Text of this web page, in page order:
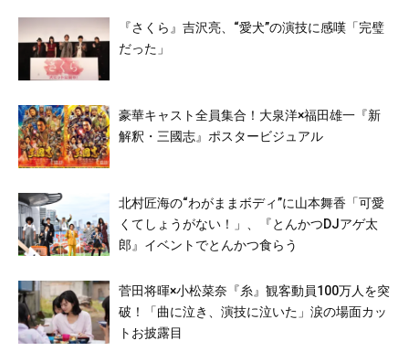
『さくら』吉沢亮、“愛⽝”の演技に感嘆「完璧
だった」
豪華キャスト全員集合！大泉洋×福田雄一『新
解釈・三國志』ポスタービジュアル
北村匠海の“わがままボディ”に山本舞香「可愛
くてしょうがない！」、『とんかつDJアゲ太
郎』イベントでとんかつ食らう
菅田将暉×小松菜奈『糸』観客動員100万人を突
破！「曲に泣き、演技に泣いた」涙の場面カッ
トお披露目